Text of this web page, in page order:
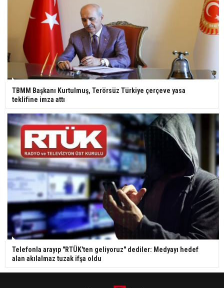
TBMM Başkanı Kurtulmuş, Terörsüz Türkiye çerçeve yasa
teklifine imza attı
Telefonla arayıp "RTÜK'ten geliyoruz" dediler: Medyayı hedef
alan akılalmaz tuzak ifşa oldu